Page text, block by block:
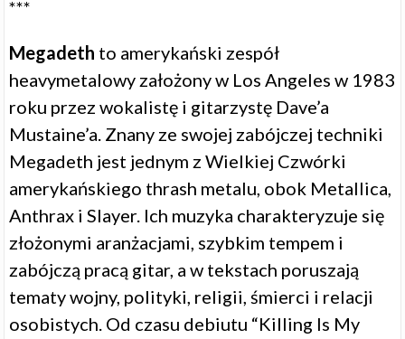
***
Megadeth to amerykański zespół
heavymetalowy założony w Los Angeles w 1983
roku przez wokalistę i gitarzystę Dave’a
Mustaine’a. Znany ze swojej zabójczej techniki
Megadeth jest jednym z Wielkiej Czwórki
amerykańskiego thrash metalu, obok Metallica,
Anthrax i Slayer. Ich muzyka charakteryzuje się
złożonymi aranżacjami, szybkim tempem i
zabójczą pracą gitar, a w tekstach poruszają
tematy wojny, polityki, religii, śmierci i relacji
osobistych. Od czasu debiutu “Killing Is My